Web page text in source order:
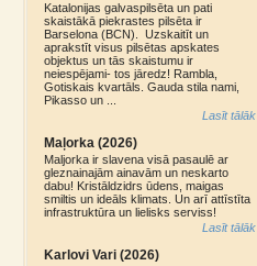
Katalonijas galvaspilsēta un pati
skaistākā piekrastes pilsēta ir
Barselona (BCN). Uzskaitīt un
aprakstīt visus pilsētas apskates
objektus un tās skaistumu ir
neiespējami- tos jāredz! Rambla,
Gotiskais kvartāls. Gauda stila nami,
Pikasso un ...
Lasīt tālāk
Maļorka (2026)
Maljorka ir slavena visā pasaulē ar
gleznainajām ainavām un neskarto
dabu! Kristāldzidrs ūdens, maigas
smiltis un ideāls klimats. Un arī attīstīta
infrastruktūra un lielisks serviss!
Lasīt tālāk
Karlovi Vari (2026)